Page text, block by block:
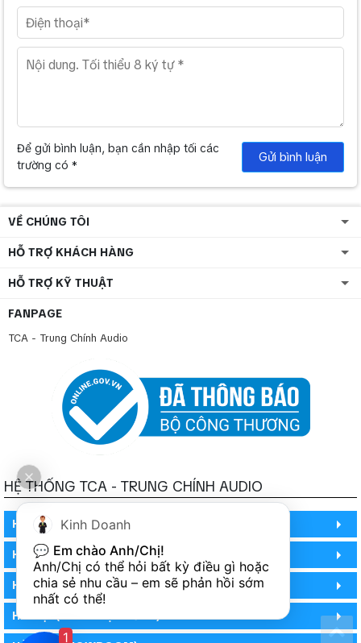
Để gửi bình luận, bạn cần nhập tối các
trường có *
Gửi bình luận
VỀ CHÚNG TÔI
HỖ TRỢ KHÁCH HÀNG
HỖ TRỢ KỸ THUẬT
FANPAGE
TCA - Trung Chính Audio
HỆ THỐNG TCA - TRUNG CHÍNH AUDIO
HỒ CHÍ MINH
HỒ CHÍ MINH
HỒ CHÍ MINH (PHÒNG BẢO HÀNH)
HÀ NỘI (DEMO HỆ THỐNG)
Kinh Doanh
💬 Em chào Anh/Chị!
Anh/Chị có thể hỏi bất kỳ điều gì hoặc
chia sẻ nhu cầu – em sẽ phản hồi sớm
nhất có thể!
1